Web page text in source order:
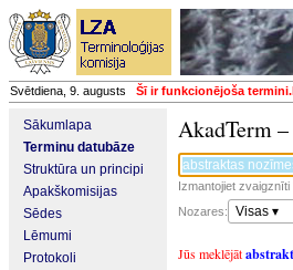
Svētdiena, 9. augusts Šī ir funkcionējoša
Sākumlapa
Terminu datubāze
Struktūra un principi
Apakškomisijas
Sēdes
Lēmumi
Protokoli
AkadTerm
Izmantojiet
Nozares:
Visas ▾
Jūs meklējāt